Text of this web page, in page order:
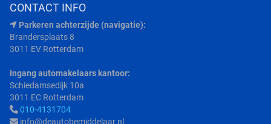
CONTACT INFO
Parkeren achterzijde (navigatie):
Brandersplaats 8
3011 EV Rotterdam
Ingang automakelaars kantoor:
Schiedamsedijk 10a
3011 EC Rotterdam
010-4131704
info@deautobemiddelaar.nl